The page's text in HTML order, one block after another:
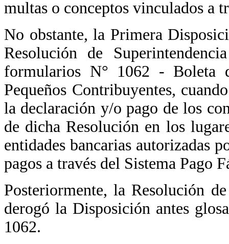
multas o conceptos vinculados a
No obstante, la Primera
Resolución de
formularios N° 1062 - Boleta
Pequeños Contribuyentes,
la declaración y/o pago de los
de dicha Resolución en los
entidades bancarias autorizadas
pagos a través del Sistema Pago
Posteriormente, la Resolución
derogó la Disposición antes
1062.